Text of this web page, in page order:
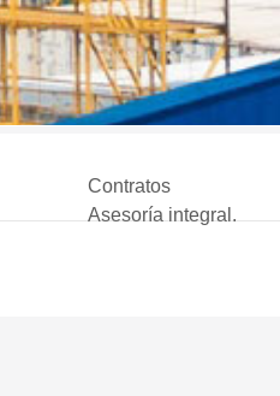
Contratos
Asesoría integral.